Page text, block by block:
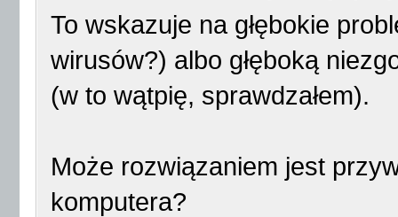
To wskazuje na głębokie
wirusów?) albo głęboką
(w to wątpię, sprawdzałem).
Może rozwiązaniem jest
komputera?